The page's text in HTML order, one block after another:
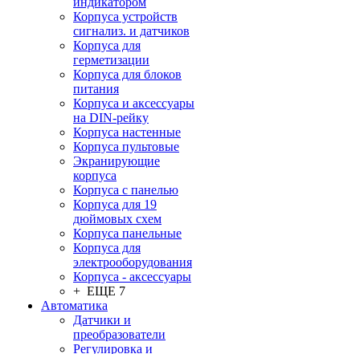
Корпуса устройств
сигнализ. и датчиков
Корпуса для
герметизации
Корпуса для блоков
питания
Корпуса и аксессуары
на DIN-рейку
Корпуса настенные
Корпуса пультовые
Экранирующие
корпуса
Корпуса с панелью
Корпуса для 19
дюймовых схем
Корпуса панельные
Корпуса для
электрооборудования
Корпуса - аксессуары
+ ЕЩЕ 7
Автоматика
Датчики и
преобразователи
Регулировка и